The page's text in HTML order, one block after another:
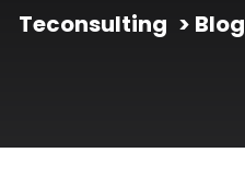
Teconsulting > Blog